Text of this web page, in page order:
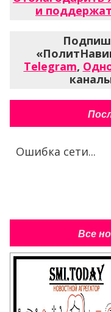
и
Telegram,
Ошибка сети...
Все